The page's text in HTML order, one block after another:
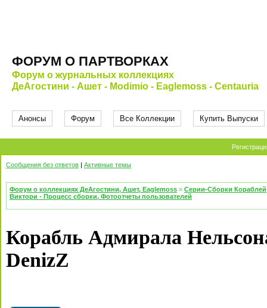
ФОРУМ О ПАРТВОРКАХ
Форум о журнальных коллекциях
ДеАгостини - Ашет - Modimio - Eaglemoss - Centauria
Анонсы Форум Все Коллекции Купить Выпуски
Сообщения без ответов | Активные темы
Форум о коллекциях ДеАгостини, Ашет, Eaglemoss » Серии-Сборки Кораблей
Виктори - Процесс сборки, Фотоотчеты пользователей
Корабль Адмирала
DenizZ